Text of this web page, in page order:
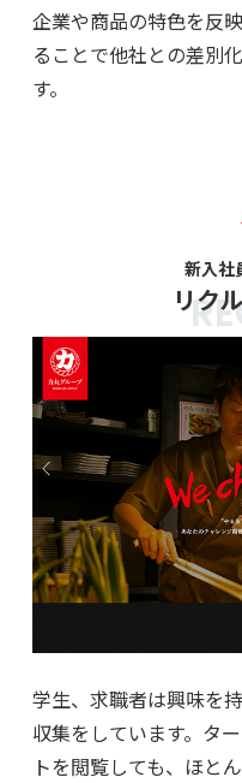
企業や商品の特色を反
ることで他社との差別
す。
新入社
リク
学生、求職者は興味を
収集をしています。タ
トを閲覧しても、ほと